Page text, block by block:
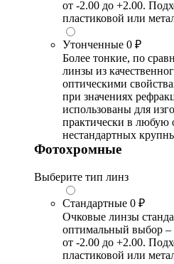
от -2.00 до +2.00.
пластиковой или
Утонченные 0 ₽
Более тонкие, по
линзы из
оптическими
при значениях
использованы для
практически в любую
нестандартных
Фотохромные
Выберите тип линз
Стандартные 0 ₽
Очковые линзы
оптимальный выбор –
от -2.00 до +2.00.
пластиковой или